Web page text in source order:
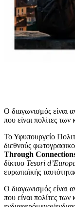
Ο διαγωνισμός είναι
που είναι πολίτες
Το Υφυπουργείο
διεθνούς
Through
δίκτυο Tesori
ευρωπαϊκής
Ο διαγωνισμός είναι
που είναι πολίτες